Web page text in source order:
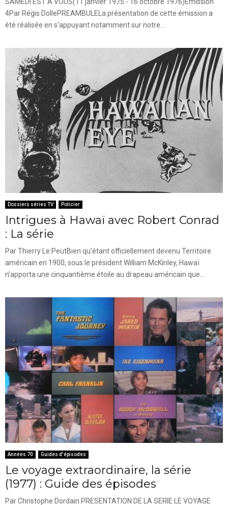
4Par Régis DollePREAMBULELa présentation de cette émission a
été réalisée en s'appuyant notamment sur notre...
Dossiers séries TV Policier
Intrigues à Hawaï avec Robert Conrad
: La série
Par Thierry Le PeutBien qu’étant officiellement devenu Territoire
américain en 1900, sous le président William McKinley, Hawaï
n’apporta une cinquantième étoile au drapeau américain que...
Années 70 Guides d'épisodes
Le voyage extraordinaire, la série
(1977) : Guide des épisodes
Par Christophe Dordain PRESENTATION DE LA SERIE LE VOYAGE